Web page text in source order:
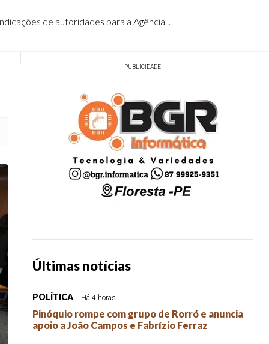
de autoridades para a Agência...
PUBLICIDADE
Últimas notícias
POLÍTICA Há 4 horas
Pinóquio rompe com grupo de Rorró e anuncia
apoio a João Campos e Fabrízio Ferraz